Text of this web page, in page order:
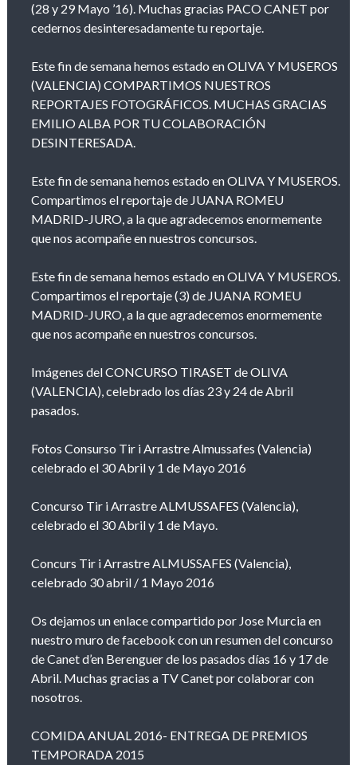
(28 y 29 Mayo ’16). Muchas gracias PACO CANET por
cedernos desinteresadamente tu reportaje.
Este fin de semana hemos estado en OLIVA Y MUSEROS
(VALENCIA) COMPARTIMOS NUESTROS
REPORTAJES FOTOGRÁFICOS. MUCHAS GRACIAS
EMILIO ALBA POR TU COLABORACIÓN
DESINTERESADA.
Este fin de semana hemos estado en OLIVA Y MUSEROS.
Compartimos el reportaje de JUANA ROMEU
MADRID-JURO, a la que agradecemos enormemente
que nos acompañe en nuestros concursos.
Este fin de semana hemos estado en OLIVA Y MUSEROS.
Compartimos el reportaje (3) de JUANA ROMEU
MADRID-JURO, a la que agradecemos enormemente
que nos acompañe en nuestros concursos.
Imágenes del CONCURSO TIRASET de OLIVA
(VALENCIA), celebrado los días 23 y 24 de Abril
pasados.
Fotos Consurso Tir i Arrastre Almussafes (Valencia)
celebrado el 30 Abril y 1 de Mayo 2016
Concurso Tir i Arrastre ALMUSSAFES (Valencia),
celebrado el 30 Abril y 1 de Mayo.
Concurs Tir i Arrastre ALMUSSAFES (Valencia),
celebrado 30 abril / 1 Mayo 2016
Os dejamos un enlace compartido por Jose Murcia en
nuestro muro de facebook con un resumen del concurso
de Canet d’en Berenguer de los pasados días 16 y 17 de
Abril. Muchas gracias a TV Canet por colaborar con
nosotros.
COMIDA ANUAL 2016- ENTREGA DE PREMIOS
TEMPORADA 2015